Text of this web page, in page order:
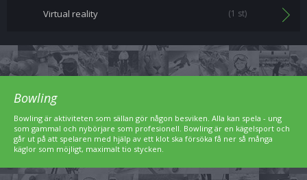
Virtual reality (1 st)
Bowling
Bowling är aktiviteten som sällan gör någon besviken. Alla kan spela - ung
som gammal och nybörjare som profesionell. Bowling är en kägelsport och
går ut på att spelaren med hjälp av ett klot ska försöka få ner så många
käglor som möjligt, maximalt tio stycken.